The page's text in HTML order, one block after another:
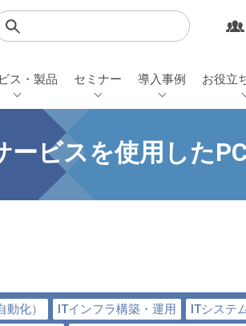
ス・製品 セミナー 導入事例 お役立
ービスを使用した
化） ITインフラ構築・運用
ITシステ